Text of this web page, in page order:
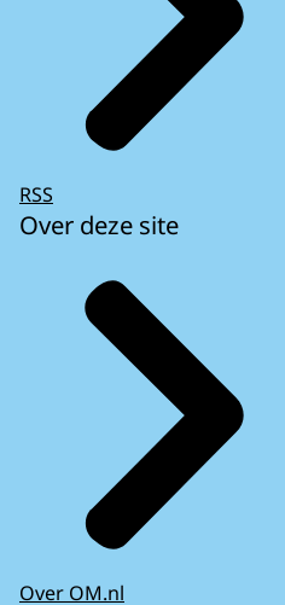
RSS
Over deze site
Over OM.nl